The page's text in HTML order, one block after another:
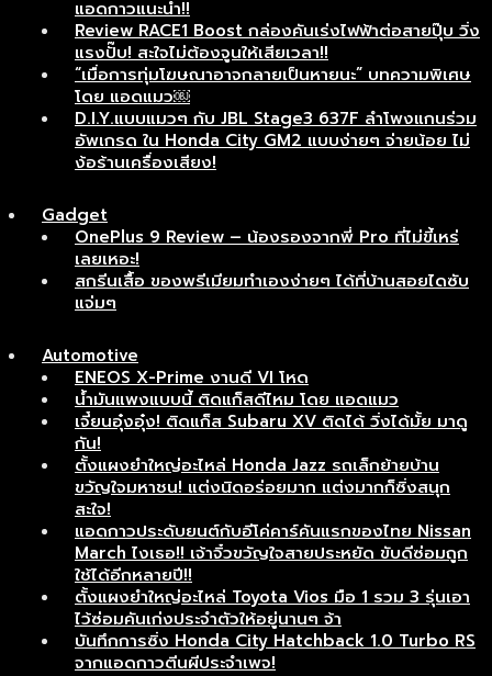
แอดกาวแนะนำ!!
Review RACE1 Boost กล่องคันเร่งไฟฟ้าต่อสายปุ๊บ วิ่ง
แรงปั๊บ! สะใจไม่ต้องจูนให้เสียเวลา!!
“เมื่อการทุ่มโฆษณาอาจกลายเป็นหายนะ” บทความพิเศษ
โดย แอดแมว￼
D.I.Y.แบบแมวๆ กับ JBL Stage3 637F ลำโพงแกนร่วม
อัพเกรด ใน Honda City GM2 แบบง่ายๆ จ่ายน้อย ไม่
ง้อร้านเครื่องเสียง!
Gadget
OnePlus 9 Review – น้องรองจากพี่ Pro ที่ไม่ขี้เหร่
เลยเหอะ!
สกรีนเสื้อ ของพรีเมียมทำเองง่ายๆ ได้ที่บ้านสอยไดซับ
แจ่มๆ
Automotive
ENEOS X-Prime งานดี VI โหด
น้ำมันแพงแบบนี้ ติดแก็สดีไหม โดย แอดแมว
เจี๋ยนอุ๋งอุ๋ง! ติดแก็ส Subaru XV ติดได้ วิ่งได้มั้ย มาดู
กัน!
ตั้งแผงยำใหญ่อะไหล่ Honda Jazz รถเล็กย้ายบ้าน
ขวัญใจมหาชน! แต่งนิดอร่อยมาก แต่งมากก็ซิ่งสนุก
สะใจ!
แอดกาวประดับยนต์กับอีโค่คาร์คันแรกของไทย Nissan
March ไงเธอ!! เจ้าจิ๋วขวัญใจสายประหยัด ขับดีซ่อมถูก
ใช้ได้อีกหลายปี!!
ตั้งแผงยำใหญ่อะไหล่ Toyota Vios มือ 1 รวม 3 รุ่นเอา
ไว้ซ่อมคันเก่งประจำตัวให้อยู่นานๆ จ้า
บันทึกการซิ่ง Honda City Hatchback 1.0 Turbo RS
จากแอดกาวตีนผีประจำเพจ!